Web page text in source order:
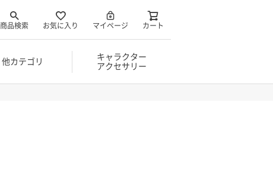
商品検索 お気に入り マイページ カート
他カテゴリ
キャラクター
アクセサリー